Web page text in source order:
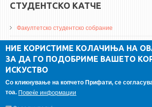
СТУДЕНТСКО КАТЧЕ
Факултетско студентско собрание
ДА Винчи магазин
Алумни асоцијација
НИЕ КОРИСТИМЕ КОЛАЧИЊА НА
ЗА ДА ГО ПОДОБРИМЕ ВАШЕТО
ИСКУСТВО
Со кликнување на копчето Прифати, се
тоа. Повеќе информации